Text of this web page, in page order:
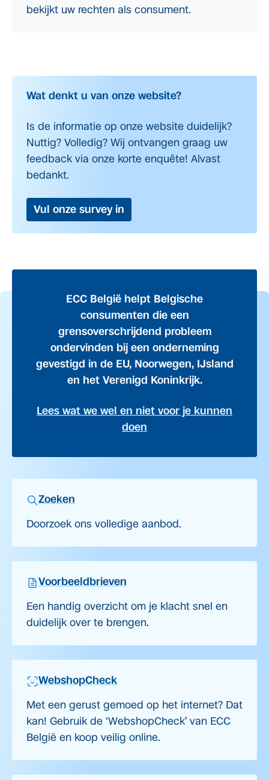
bekijkt uw rechten als consument.
Wat denkt u van onze website?
Is de informatie op onze website duidelijk?
Nuttig? Volledig? Wij ontvangen graag uw
feedback via onze korte enquête! Alvast
bedankt.
Vul onze survey in
ECC België helpt Belgische
consumenten die een
grensoverschrijdend probleem
ondervinden bij een onderneming
gevestigd in de EU, Noorwegen, IJsland
en het Verenigd Koninkrijk.
Lees wat we wel en niet voor je kunnen
doen
Zoeken
Doorzoek ons volledige aanbod.
Voorbeeldbrieven
Een handig overzicht om je klacht snel en
duidelijk over te brengen.
WebshopCheck
Met een gerust gemoed op het internet? Dat
kan! Gebruik de ‘WebshopCheck’ van ECC
België en koop veilig online.